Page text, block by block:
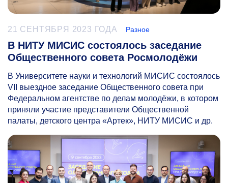
21 СЕНТЯБРЯ 2023 ГОДА Разное
В НИТУ МИСИС состоялось заседание
Общественного совета Росмолодёжи
В Университете науки и технологий МИСИС состоялось
VII выездное заседание Общественного совета при
Федеральном агентстве по делам молодёжи, в котором
приняли участие представители Общественной
палаты, детского центра «Артек», НИТУ МИСИС и др.